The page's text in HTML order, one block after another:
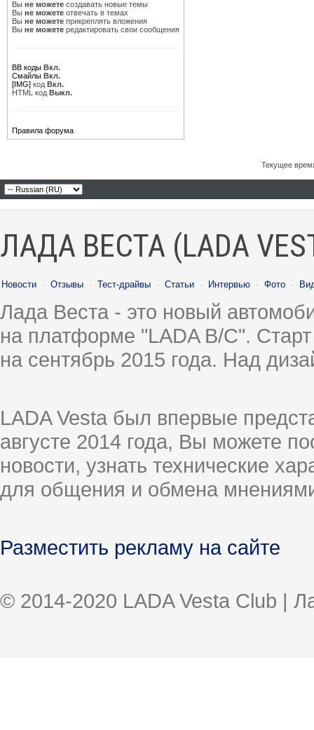
Вы не можете создавать новые темы
Вы не можете отвечать в темах
Вы не можете прикреплять вложения
Вы не можете редактировать свои сообщения
BB коды Вкл.
Смайлы Вкл.
[IMG] код Вкл.
HTML код Выкл.
Правила форума
Текущее
ЛАДА ВЕСТА (LADA
Новости · Отзывы · Тест-драйвы · Статьи · Интервью · Фото ·
Лада Веста - это новый
на платформе "LADA B/C".
на сентябрь 2015 года. Над
LADA Vesta был впервые
августе 2014 года, Вы можете
новости, узнать технические
для общения и обмена
Разместить рекламу на сайте
© 2014-2020 LADA Vesta Club |